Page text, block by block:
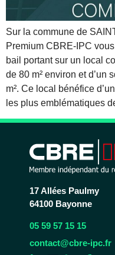
Sur la commune de
Premium CBRE-IPC
bail portant sur un local
de 80 m² environ et d’un
m². Ce local bénéfice
les plus emblématiques
17 Allées Paulmy
64100 Bayonne
05 59 57 15 15
contact@cbre-ipc.fr